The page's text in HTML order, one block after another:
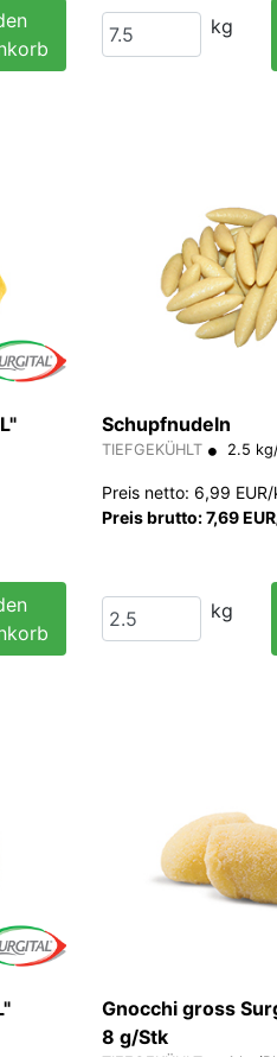
kg
Schupfnudeln
TIEFGEKÜHLT 2.5
Preis netto: 6,99
Preis brutto: 7,69
kg
Gnocchi gross
8 g/Stk